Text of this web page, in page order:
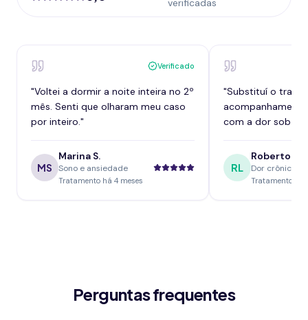
verificadas
Verificado
"Voltei a dormir a noite inteira no 2º
mês. Senti que olharam meu caso
por inteiro."
MS
Marina S.
Sono e ansiedade
Tratamento há 4 meses
"Substituí o
com a dor sob
RL
Roberto L.
Dor crônica
Tratamento há
Perguntas frequentes